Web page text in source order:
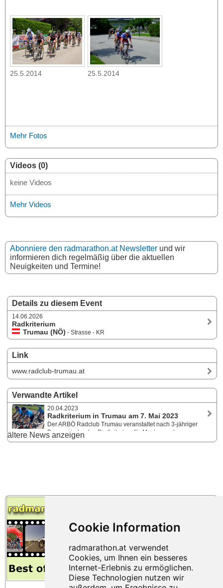
Details zu diesem Event
14.06.2026
Radkriterium
Trumau (NÖ) - Strasse - KR
Link
www.radclub-trumau.at
Verwandte Artikel
20.04.2023
Radkriterium in Trumau am 7. Mai 2023
Der ARBÖ Radclub Trumau veranstaltet nach 3-jähriger
Pause wieder das Radkriterium für Master- und
HobbyfahrerInnen sowie für Kinder und Jugendliche. Geboten werden
ältere News anzeigen
25.5.2014 25.5.2014
Mehr Fotos
Videos (0)
keine Videos
Mehr Videos
Abonniere den radmarathon.at Newsletter und wir
informieren dich regelmäßig über die aktuellen
Neuigkeiten und Termine!